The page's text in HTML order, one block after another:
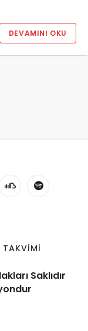
DEVAMINI OKU
TAKVIMI
Saklıdır